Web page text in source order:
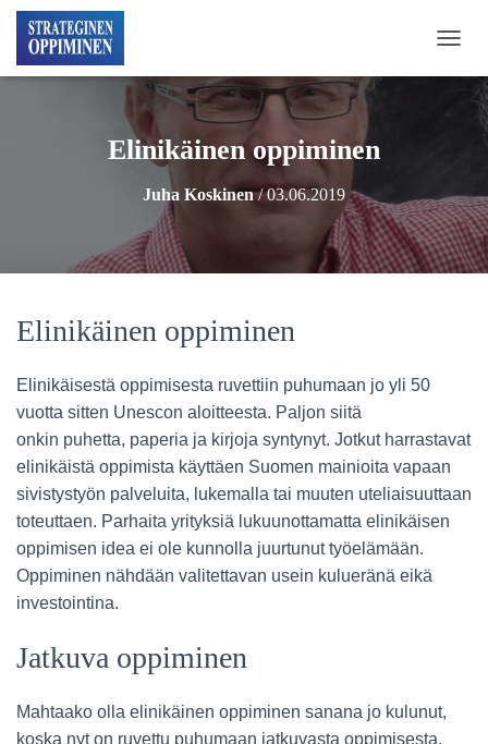
A
N
T
I
P
I
S
Elinikäinen oppiminen
Juha Koskinen/03.06.2019
Elinikäinen oppiminen
Elinikäisestä oppimisesta ruvettiin puhumaan jo yli 50
vuotta sitten Unescon aloitteesta. Paljon siitä
onkin puhetta, paperia ja kirjoja syntynyt. Jotkut harrastavat
elinikäistä oppimista käyttäen Suomen mainioita vapaan
sivistystyön palveluita, lukemalla tai muuten uteliaisuuttaan
toteuttaen. Parhaita yrityksiä lukuunottamatta elinikäisen
oppimisen idea ei ole kunnolla juurtunut työelämään.
Oppiminen nähdään valitettavan usein kulueränä eikä
investointina.
Jatkuva oppiminen
Mahtaako olla elinikäinen oppiminen sanana jo kulunut,
koska nyt on ruvettu puhumaan jatkuvasta oppimisesta.